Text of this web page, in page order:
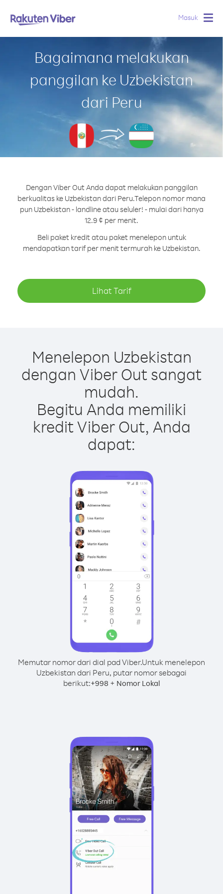
Masuk
Bagaimana melakukan
panggilan ke Uzbekistan
dari Peru
Dengan Viber Out Anda dapat melakukan panggilan
berkualitas ke Uzbekistan dari Peru.Telepon nomor mana
pun Uzbekistan - landline atau seluler! - mulai dari hanya
12.9 ¢ per menit.
Beli paket kredit atau paket menelepon untuk
mendapatkan tarif per menit termurah ke Uzbekistan.
Lihat Tarif
Menelepon Uzbekistan
dengan Viber Out sangat
mudah.
Begitu Anda memiliki
kredit Viber Out, Anda
dapat:
Memutar nomor dari dial pad Viber.Untuk menelepon
Uzbekistan dari Peru, putar nomor sebagai
berikut:+998 + Nomor Lokal